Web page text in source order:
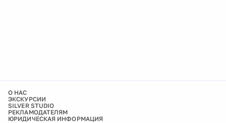
О НАС
ЭКСКУРСИИ
SILVER STUDIO
РЕКЛАМОДАТЕЛЯМ
ЮРИДИЧЕСКАЯ ИНФОРМАЦИЯ